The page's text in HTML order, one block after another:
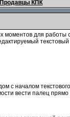
Продавцы КПК
моментов для работы
с началом
вести палец